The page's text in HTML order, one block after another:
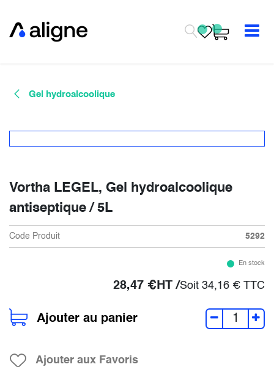
Gel hydroalcoolique
Vortha LEGEL, Gel hydroalcoolique
antiseptique / 5L
Code Produit 5292
En stock
28,47 €HT /Soit 34,16 € TTC
Ajouter au panier
Ajouter aux Favoris